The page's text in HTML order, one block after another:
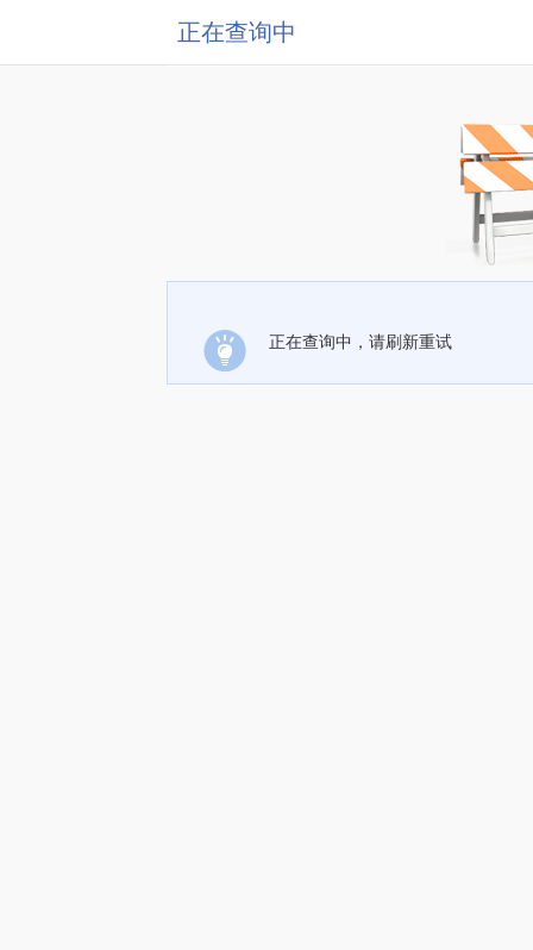
正在查询中
正在查询中，请刷新重试